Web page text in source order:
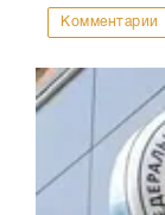
Комментарии